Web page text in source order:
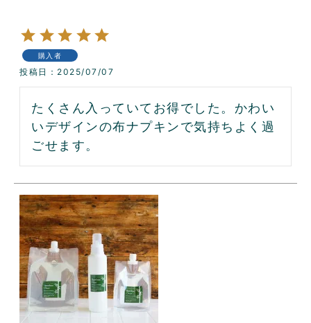
購入者
投稿日 2025/07/07
たくさん入っていてお得でした。かわい
いデザインの布ナプキンで気持ちよく過
ごせます。